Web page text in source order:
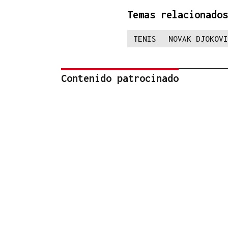
Temas relacionados
TENIS NOVAK
Contenido patrocinado